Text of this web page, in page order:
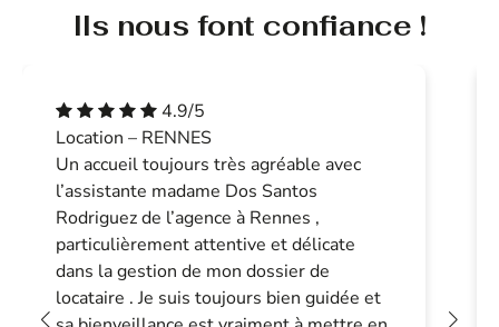
Ils nous font confiance !
4.9/5
Location – RENNES
Un accueil toujours très agréable avec
l’assistante madame Dos Santos
Rodriguez de l’agence à Rennes ,
particulièrement attentive et délicate
dans la gestion de mon dossier de
locataire . Je suis toujours bien guidée et